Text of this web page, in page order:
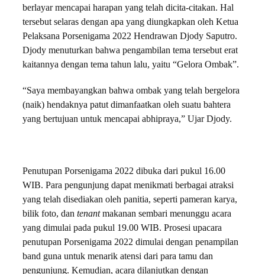
berlayar mencapai harapan yang telah dicita-citakan. Hal
tersebut selaras dengan apa yang diungkapkan oleh Ketua
Pelaksana Porsenigama 2022 Hendrawan Djody Saputro.
Djody menuturkan bahwa pengambilan tema tersebut erat
kaitannya dengan tema tahun lalu, yaitu “Gelora Ombak”.
“Saya membayangkan bahwa ombak yang telah bergelora
(naik) hendaknya patut dimanfaatkan oleh suatu bahtera
yang bertujuan untuk mencapai abhipraya,” Ujar Djody.
Penutupan Porsenigama 2022 dibuka dari pukul 16.00
WIB. Para pengunjung dapat menikmati berbagai atraksi
yang telah disediakan oleh panitia, seperti pameran karya,
bilik foto, dan tenantmakanan sembari menunggu acara
yang dimulai pada pukul 19.00 WIB. Prosesi upacara
penutupan Porsenigama 2022 dimulai dengan penampilan
band guna untuk menarik atensi dari para tamu dan
pengunjung. Kemudian, acara dilanjutkan dengan